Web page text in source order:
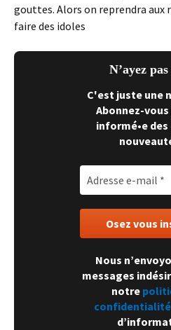
gouttes. Alors on reprendra aux
faire des idoles
N’ayez
C'est juste une
Abonnez-
informé•e
Nous
messages
notre
confidentialité